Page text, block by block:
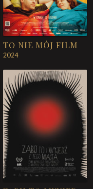
TO NIE MÓJ FILM
2024